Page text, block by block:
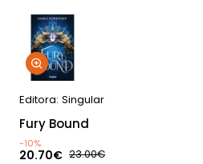
Editora: Singular
Fury Bound
-10%
20.70€ 23.00€